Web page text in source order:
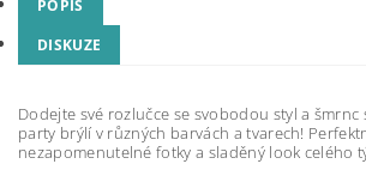
POPIS
DISKUZE
Dodejte své rozlučce se svobodou styl a šmrnc
party brýlí v různých barvách a tvarech!
nezapomenutelné fotky a sladěný look celého